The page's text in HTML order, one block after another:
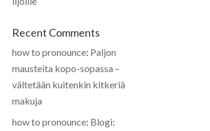
Recent Comments
how to pronounce: Paljon
mausteita kopo-sopassa –
vältetään kuitenkin kitkeriä
makuja
how to pronounce: Blogi: